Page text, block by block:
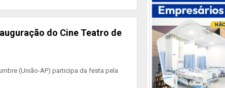
do Cine Teatro de
(União-AP) participa da festa pela